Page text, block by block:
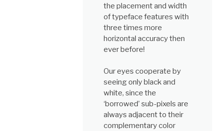
the placement and width
of typeface features with
three times more
horizontal accuracy then
ever before!
Our eyes cooperate by
seeing only black and
white, since the
‘borrowed’ sub-pixels are
always adjacent to their
complementary color